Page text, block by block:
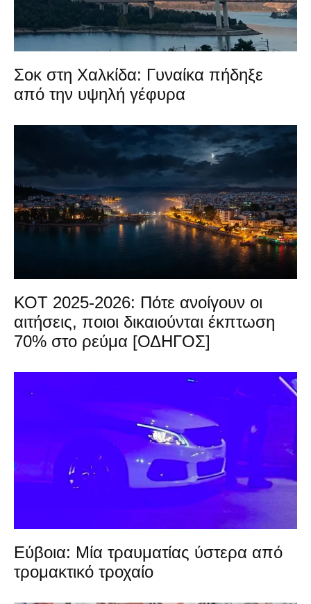
Σοκ στη Χαλκίδα: Γυναίκα πήδηξε
από την υψηλή γέφυρα
ΚΟΤ 2025-2026: Πότε ανοίγουν οι
αιτήσεις, ποιοι δικαιούνται έκπτωση
70% στο ρεύμα [ΟΔΗΓΟΣ]
Εύβοια: Μία τραυματίας ύστερα από
τρομακτικό τροχαίο